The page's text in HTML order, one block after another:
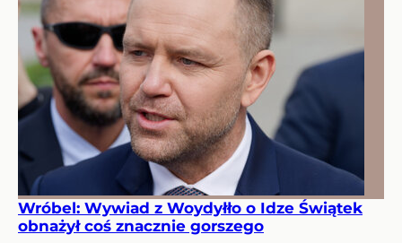
Wróbel: Wywiad z Woydyłło o Idze Świątek
obnażył coś znacznie gorszego